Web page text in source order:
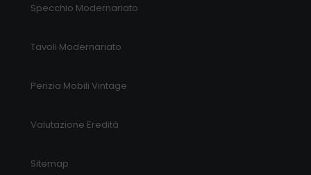
Specchio Modernariato
Tavoli Modernariato
Perizia Mobili Vintage
Valutazione Eredità
Sitemap